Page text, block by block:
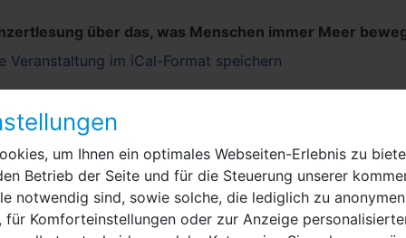
um Ihnen ein optimales Webseiten-Erlebnis zu
Betrieb der Seite und für die Steuerung unserer
notwendig sind, sowie solche, die lediglich zu anonymen
für Komforteinstellungen oder zur Anzeige
über das, was Menschen immer Meer
Veranstaltung im iCal-Format speichern
Schloss Ribbeck
Theodor-
14641 Nauen
Havelländische